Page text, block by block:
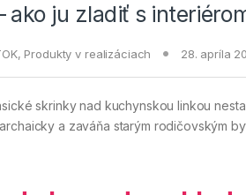
ako ju zladiť s
, Produkty v realizáciach 28. apríla
skrinky nad kuchynskou linkou
a zaváňa starým rodičovským